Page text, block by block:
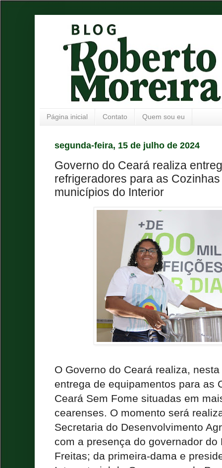
Página inicial Contato Quem sou eu
segunda-feira, 15 de julho de 2024
Governo do Ceará realiza
refrigeradores para as
municípios do Interior
O Governo do Ceará realiza,
entrega de equipamentos para as
Ceará Sem Fome situadas em
cearenses. O momento será
Secretaria do Desenvolvimento
com a presença do governador do
Freitas; da primeira-dama e